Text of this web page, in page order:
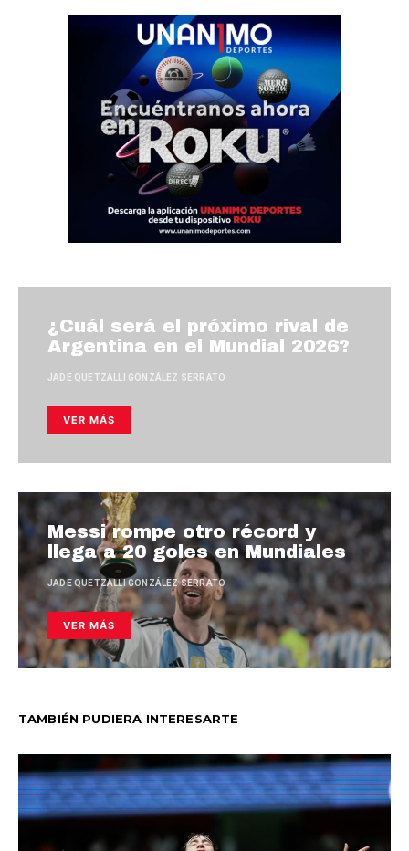
¿Cuál será el próximo rival de
Argentina en el Mundial 2026?
JADE QUETZALLI GONZÁLEZ SERRATO
VER MÁS
Messi rompe otro récord y
llega a 20 goles en Mundiales
JADE QUETZALLI GONZÁLEZ SERRATO
VER MÁS
TAMBIÉN PUDIERA INTERESARTE